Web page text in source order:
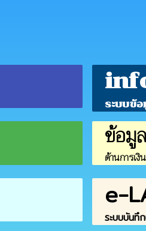
ระบบข้
ข้อมูล
ด้านการเ
e-
ระบบบัน